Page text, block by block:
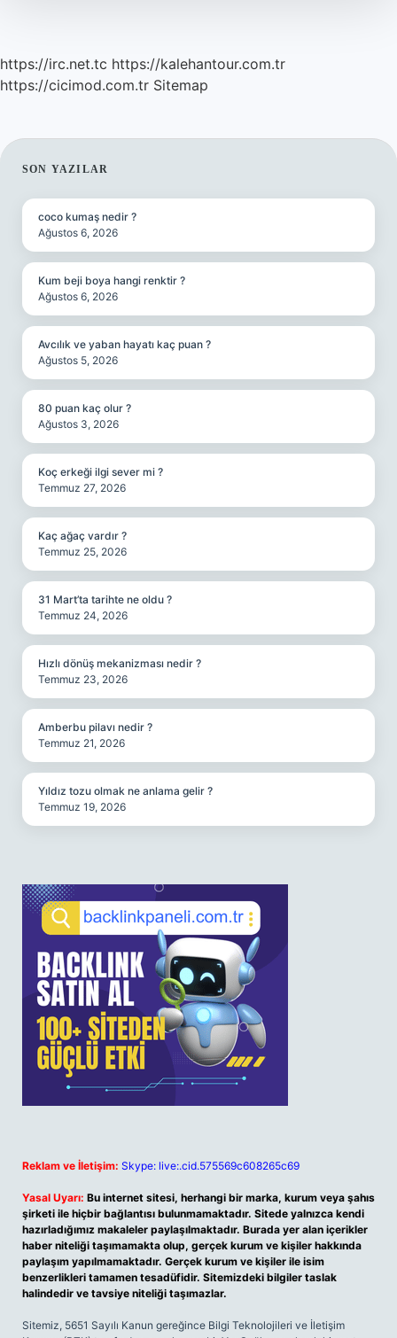
https://irc.net.tc https://kalehantour.com.tr
https://cicimod.com.tr Sitemap
SIDEBAR
SON YAZILAR
coco kumaş nedir ?
Ağustos 6, 2026
Kum beji boya hangi renktir ?
Ağustos 6, 2026
Avcılık ve yaban hayatı kaç puan ?
Ağustos 5, 2026
80 puan kaç olur ?
Ağustos 3, 2026
Koç erkeği ilgi sever mi ?
Temmuz 27, 2026
Kaç ağaç vardır ?
Temmuz 25, 2026
31 Mart’ta tarihte ne oldu ?
Temmuz 24, 2026
Hızlı dönüş mekanizması nedir ?
Temmuz 23, 2026
Amberbu pilavı nedir ?
Temmuz 21, 2026
Yıldız tozu olmak ne anlama gelir ?
Temmuz 19, 2026
Reklam ve İletişim: Skype: live:.cid.575569c608265c69
Yasal Uyarı: Bu internet sitesi, herhangi bir marka, kurum veya şahıs
şirketi ile hiçbir bağlantısı bulunmamaktadır. Sitede yalnızca kendi
hazırladığımız makaleler paylaşılmaktadır. Burada yer alan içerikler
haber niteliği taşımamakta olup, gerçek kurum ve kişiler hakkında
paylaşım yapılmamaktadır. Gerçek kurum ve kişiler ile isim
benzerlikleri tamamen tesadüfidir. Sitemizdeki bilgiler taslak
halindedir ve tavsiye niteliği taşımazlar.
Sitemiz, 5651 Sayılı Kanun gereğince Bilgi Teknolojileri ve İletişim